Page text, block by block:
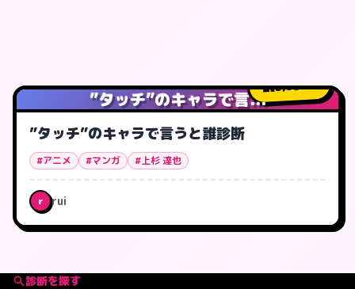
”タッチ”のキャラで言...
3,351人
”タッチ”のキャラで言うと誰診断
#アニメ #マンガ #上杉 達也
r rui
診断を探す